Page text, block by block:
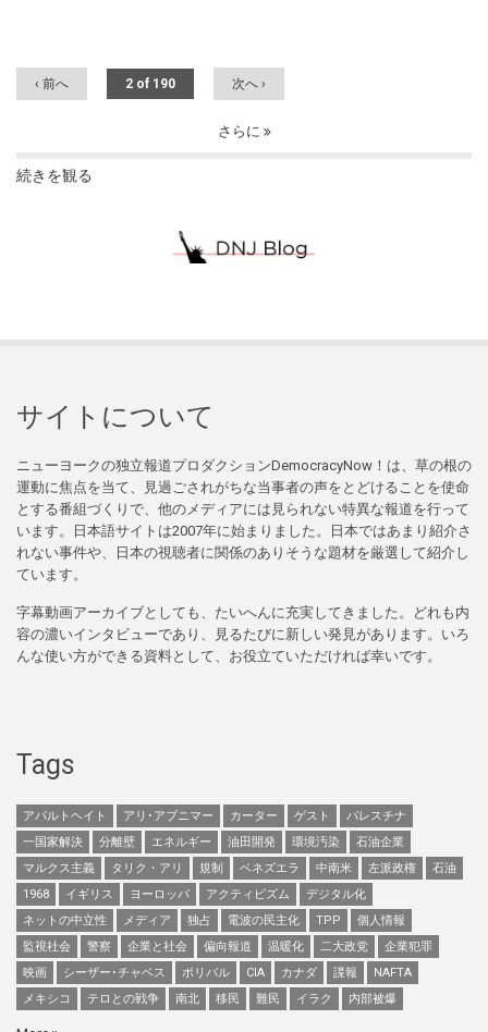
‹ 前へ 2 of 190 次へ ›
さらに
続きを観る
サイトについて
ニューヨークの独立報道プロダクションDemocracyNow！は、草の根の
運動に焦点を当て、見過ごされがちな当事者の声をとどけることを使命
とする番組づくりで、他のメディアには見られない特異な報道を行って
います。日本語サイトは2007年に始まりました。日本ではあまり紹介さ
れない事件や、日本の視聴者に関係のありそうな題材を厳選して紹介し
ています。
字幕動画アーカイブとしても、たいへんに充実してきました。どれも内
容の濃いインタビューであり、見るたびに新しい発見があります。いろ
んな使い方ができる資料として、お役立ていただければ幸いです。
Tags
アパルトヘイト アリ･アブニマー カーター ゲスト
パレスチナ
一国家解決
分離壁 エネルギー 油田開発 環境汚染
石油企業
マルクス主義
タリク・アリ 規制 ベネズエラ 中南米 左派政権
石油
1968
イギリス ヨーロッパ アクティビズム
デジタル化
ネットの中立性
メディア 独占 電波の民主化 TPP
個人情報
監視社会
警察 企業と社会 偏向報道 温暖化 二大政党
企業犯罪
映画
シーザー･チャベス ボリバル CIA カナダ 諜報
NAFTA
メキシコ
テロとの戦争 南北 移民 難民 イラク 内部被爆